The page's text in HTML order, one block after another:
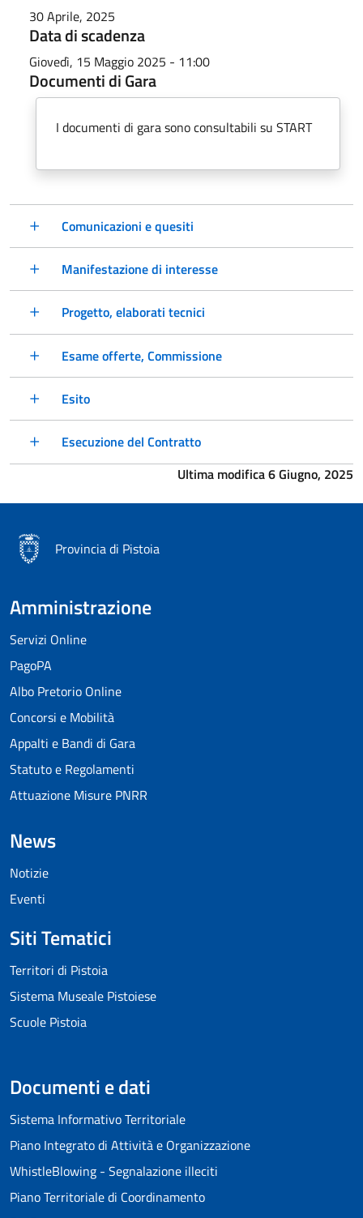
30 Aprile, 2025
Data di scadenza
Giovedì, 15 Maggio 2025 - 11:00
Documenti di Gara
I documenti di gara sono consultabili su START
Comunicazioni e quesiti
Manifestazione di interesse
Progetto, elaborati tecnici
Esame offerte, Commissione
Esito
Esecuzione del Contratto
Ultima modifica 6 Giugno, 2025
Provincia di Pistoia
Amministrazione
Servizi Online
PagoPA
Albo Pretorio Online
Concorsi e Mobilità
Appalti e Bandi di Gara
Statuto e Regolamenti
Attuazione Misure PNRR
News
Notizie
Eventi
Siti Tematici
Territori di Pistoia
Sistema Museale Pistoiese
Scuole Pistoia
Documenti e dati
Sistema Informativo Territoriale
Piano Integrato di Attività e Organizzazione
WhistleBlowing - Segnalazione illeciti
Piano Territoriale di Coordinamento